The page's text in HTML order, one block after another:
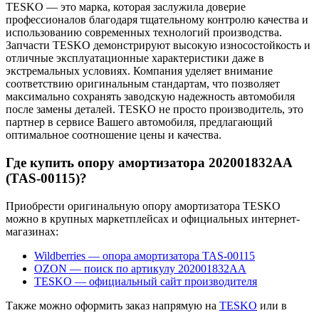
TESKO — это марка, которая заслужила доверие
профессионалов благодаря тщательному контролю качества и
использованию современных технологий производства.
Запчасти TESKO демонстрируют высокую износостойкость и
отличные эксплуатационные характеристики даже в
экстремальных условиях. Компания уделяет внимание
соответствию оригинальным стандартам, что позволяет
максимально сохранять заводскую надежность автомобиля
после замены деталей. TESKO не просто производитель, это
партнер в сервисе Вашего автомобиля, предлагающий
оптимальное соотношение цены и качества.
Где купить опору амортизатора 202001832AA
(TAS-00115)?
Приобрести оригинальную опору амортизатора TESKO
можно в крупных маркетплейсах и официальных интернет-
магазинах:
Wildberries — опора амортизатора TAS-00115
OZON — поиск по артикулу 202001832AA
TESKO — официальный сайт производителя
Также можно оформить заказ напрямую на TESKO или в